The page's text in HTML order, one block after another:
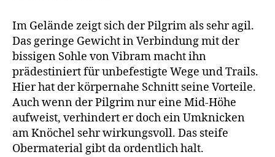
Im Gelände zeigt sich der Pilgrim als sehr agil.
Das geringe Gewicht in Verbindung mit der
bissigen Sohle von Vibram macht ihn
prädestiniert für unbefestigte Wege und Trails.
Hier hat der körpernahe Schnitt seine Vorteile.
Auch wenn der Pilgrim nur eine Mid-Höhe
aufweist, verhindert er doch ein Umknicken
am Knöchel sehr wirkungsvoll. Das steife
Obermaterial gibt da ordentlich halt.